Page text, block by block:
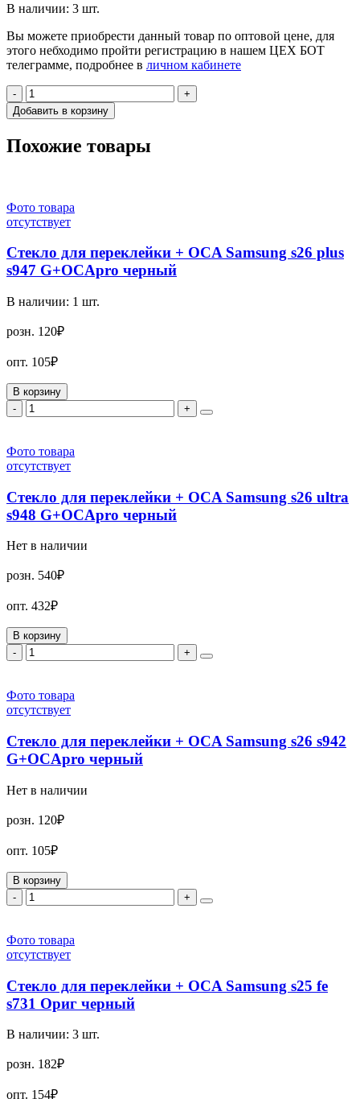
В наличии: 3 шт.
Вы можете приобрести данный товар по оптовой цене, для
этого небходимо пройти регистрацию в нашем ЦЕХ БОТ
телеграмме, подробнее в личном кабинете
-
+
Добавить в корзину
Похожие товары
Фото товара
отсутствует
Стекло для переклейки + OCA Samsung s26 plus
s947 G+OCApro черный
В наличии: 1 шт.
розн. 120₽
опт. 105₽
В корзину
-
+
Фото товара
отсутствует
Стекло для переклейки + OCA Samsung s26 ultra
s948 G+OCApro черный
Нет в наличии
розн. 540₽
опт. 432₽
В корзину
-
+
Фото товара
отсутствует
Стекло для переклейки + OCA Samsung s26 s942
G+OCApro черный
Нет в наличии
розн. 120₽
опт. 105₽
В корзину
-
+
Фото товара
отсутствует
Стекло для переклейки + OCA Samsung s25 fe
s731 Ориг черный
В наличии: 3 шт.
розн. 182₽
опт. 154₽